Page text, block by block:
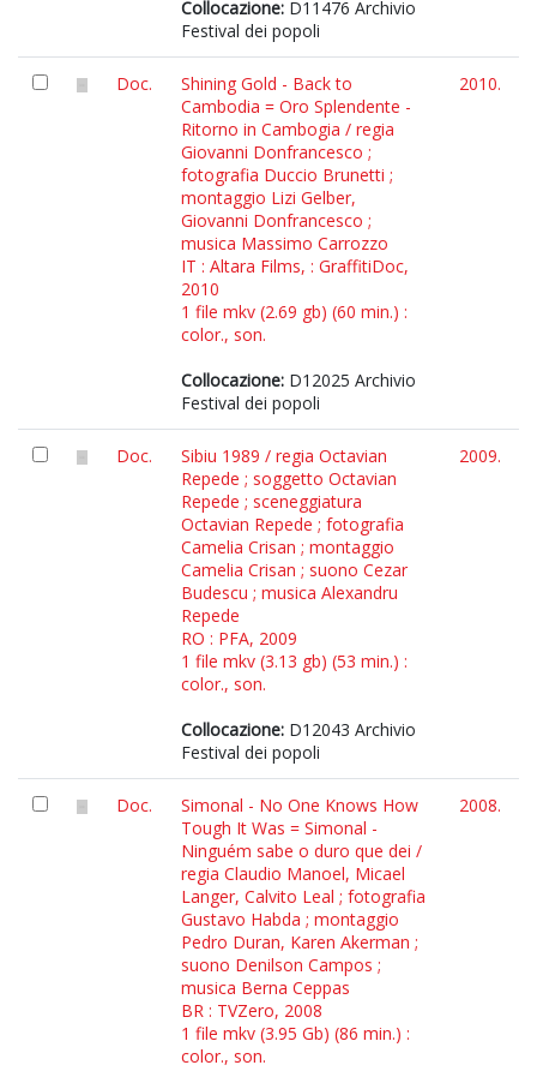
Collocazione: D11476 Archivio
Festival dei popoli
Doc.
Shining Gold - Back to
Cambodia = Oro Splendente -
Ritorno in Cambogia / regia
Giovanni Donfrancesco ;
fotografia Duccio Brunetti ;
montaggio Lizi Gelber,
Giovanni Donfrancesco ;
musica Massimo Carrozzo
IT : Altara Films, : GraffitiDoc,
2010
1 file mkv (2.69 gb) (60 min.) :
color., son.
Collocazione: D12025 Archivio
Festival dei popoli
2010.
Doc.
Sibiu 1989 / regia Octavian
Repede ; soggetto Octavian
Repede ; sceneggiatura
Octavian Repede ; fotografia
Camelia Crisan ; montaggio
Camelia Crisan ; suono Cezar
Budescu ; musica Alexandru
Repede
RO : PFA, 2009
1 file mkv (3.13 gb) (53 min.) :
color., son.
Collocazione: D12043 Archivio
Festival dei popoli
2009.
Doc.
Simonal - No One Knows How
Tough It Was = Simonal -
Ninguém sabe o duro que dei /
regia Claudio Manoel, Micael
Langer, Calvito Leal ; fotografia
Gustavo Habda ; montaggio
Pedro Duran, Karen Akerman ;
suono Denilson Campos ;
musica Berna Ceppas
BR : TVZero, 2008
1 file mkv (3.95 Gb) (86 min.) :
color., son.
2008.